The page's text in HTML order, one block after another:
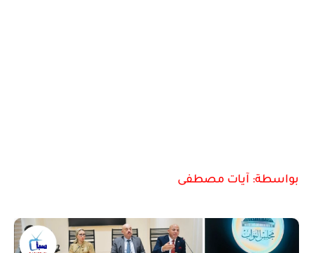
بواسطة: آيات مصطفى